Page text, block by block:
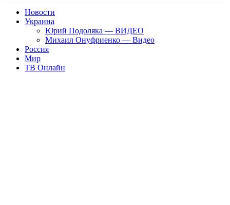
Новости
Украина
Юрий Подоляка — ВИДЕО
Михаил Онуфриенко — Видео
Россия
Мир
ТВ Онлайн